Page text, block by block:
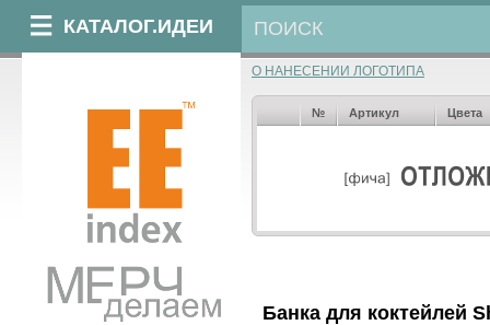
КАТАЛОГ.ИДЕИ
О НАНЕСЕНИИ ЛОГОТИПА
№ Артикул Цвета
Банка для коктейлей